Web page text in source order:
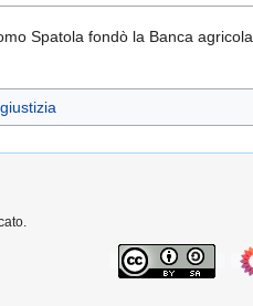
Spatola fondò la Banca
r
c